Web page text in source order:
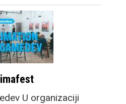
U organizaciji